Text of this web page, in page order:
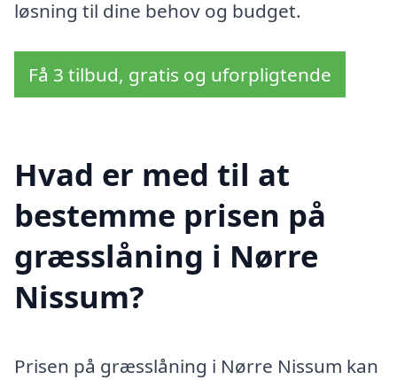
løsning til dine behov og budget.
Få 3 tilbud, gratis og uforpligtende
Hvad er med til at
bestemme prisen på
græsslåning i Nørre
Nissum?
Prisen på græsslåning i Nørre Nissum kan